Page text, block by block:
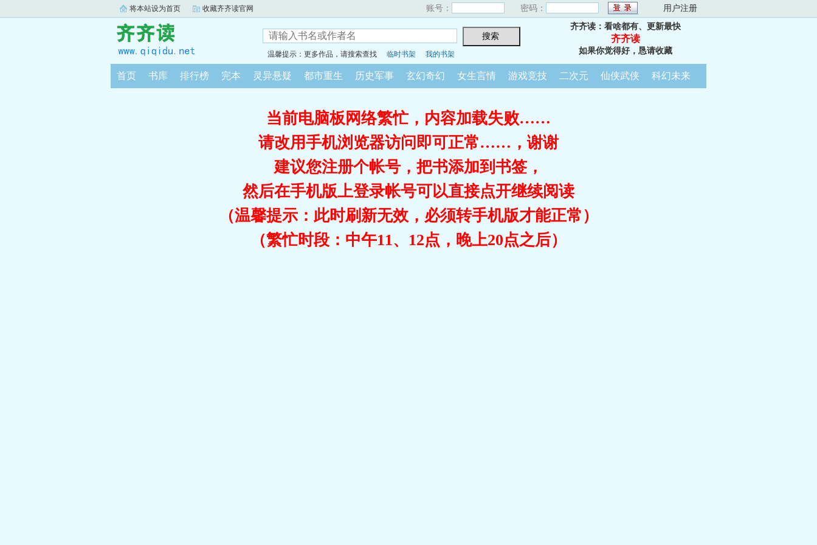
将本站设为首页 收藏齐齐读官网 账号： 密码： 用户注册
温馨提示：更多作品，请搜索查找 临时书架 我的书架
齐齐读：看啥都有、更新最快
齐齐读
如果你觉得好，恳请收藏
首页 书库 排行榜 完本 灵异悬疑 都市重生 历史军事 玄幻奇幻 女生言情 游戏竞技 二次元 仙侠武侠 科幻未来
当前电脑板网络繁忙，内容加载失败……
请改用手机浏览器访问即可正常……，谢谢
建议您注册个帐号，把书添加到书签，
然后在手机版上登录帐号可以直接点开继续阅读
（温馨提示：此时刷新无效，必须转手机版才能正常）
（繁忙时段：中午11、12点，晚上20点之后）